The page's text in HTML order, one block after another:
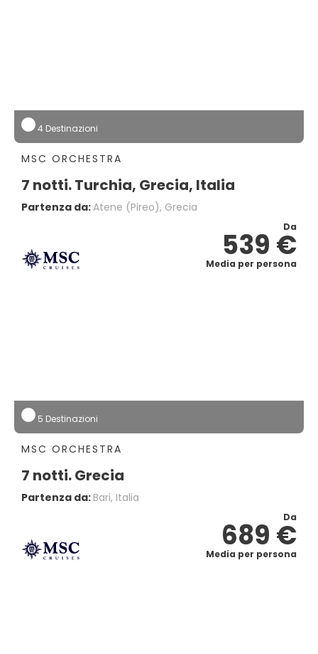
4 Destinazioni
MSC ORCHESTRA
7 notti. Turchia, Grecia, Italia
Partenza da:Atene (pireo), Grecia
Da
539 €
Media per persona
5 Destinazioni
MSC ORCHESTRA
7 notti. Grecia
Partenza da: Bari, Italia
Da
689 €
Media per persona